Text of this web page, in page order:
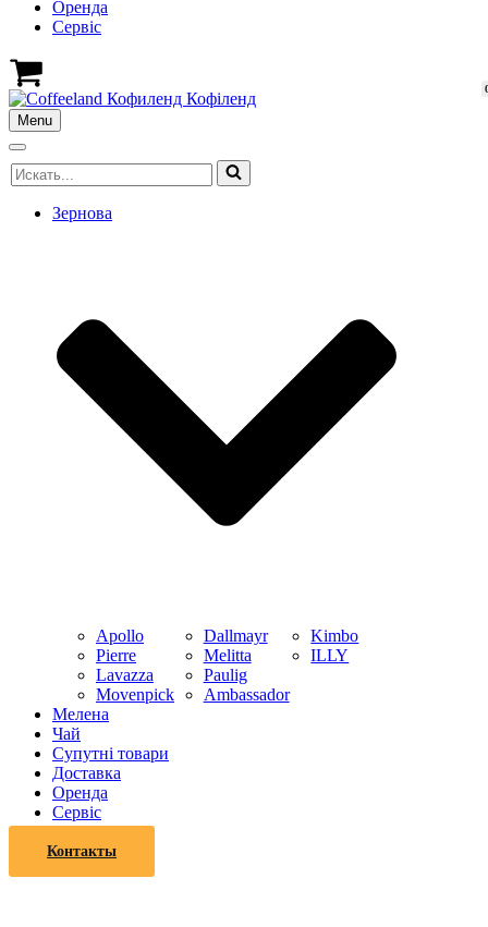
Оренда
Cервіс
Кошик
Menu
Меню
Меню
навігації
Шукати...
Зернова
Apollo
Pierre
Lavazza
Movenpick
Dallmayr
Melitta
Paulig
Ambassador
Kimbo
ILLY
Мелена
Чай
Супутні товари
Доставка
Оренда
Cервіс
Контакты